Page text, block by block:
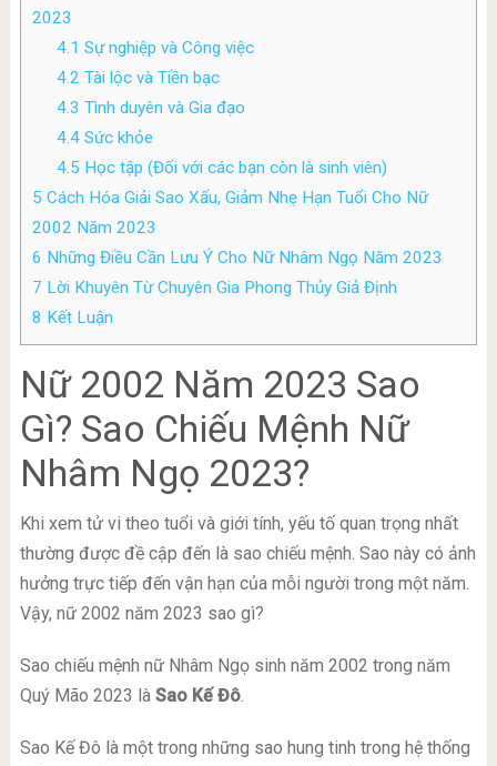
2023
4.1 Sự nghiệp và Công việc
4.2 Tài lộc và Tiền bạc
4.3 Tình duyên và Gia đạo
4.4 Sức khỏe
4.5 Học tập (Đối với các bạn còn là sinh viên)
5 Cách Hóa Giải Sao Xấu, Giảm Nhẹ Hạn Tuổi Cho Nữ
2002 Năm 2023
6 Những Điều Cần Lưu Ý Cho Nữ Nhâm Ngọ Năm 2023
7 Lời Khuyên Từ Chuyên Gia Phong Thủy Giả Định
8 Kết Luận
Nữ 2002 Năm 2023 Sao
Gì? Sao Chiếu Mệnh Nữ
Nhâm Ngọ 2023?
Khi xem tử vi theo tuổi và giới tính, yếu tố quan trọng nhất
thường được đề cập đến là sao chiếu mệnh. Sao này có ảnh
hưởng trực tiếp đến vận hạn của mỗi người trong một năm.
Vậy, nữ 2002 năm 2023 sao gì?
Sao chiếu mệnh nữ Nhâm Ngọ sinh năm 2002 trong năm
Quý Mão 2023 là Sao Kế Đô.
Sao Kế Đô là một trong những sao hung tinh trong hệ thống